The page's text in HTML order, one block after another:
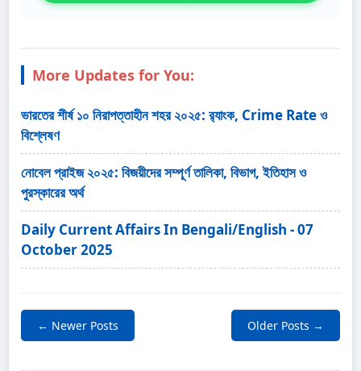
More Updates for You:
ভারতের শীর্ষ ১০ নিরাপত্তাহীন শহর ২০২৫: র‍্যাংক, Crime Rate ও
বিশ্লেষণ
নোবেল প্রাইজ ২০২৫: বিজয়ীদের সম্পূর্ণ তালিকা, বিভাগ, ইতিহাস ও
পুরস্কারের অর্থ
Daily Current Affairs In Bengali/English - 07
October 2025
← Newer Posts Older Posts →